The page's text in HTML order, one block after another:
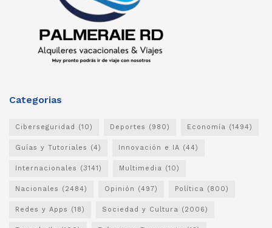
Categorias
Ciberseguridad (10) Deportes (980) Economía (1494)
Guías y Tutoriales (4) Innovación e IA (44)
Internacionales (3141) Multimedia (10)
Nacionales (2484) Opinión (497) Política (800)
Redes y Apps (18) Sociedad y Cultura (2006)